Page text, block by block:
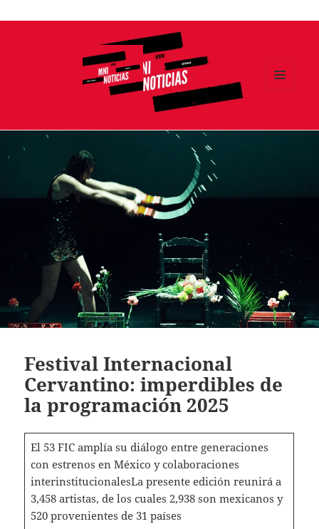
Ir
Festival Internacional
Cervantino: imperdibles de
la programación 2025
El 53 FIC amplía su diálogo entre generaciones
con estrenos en México y colaboraciones
interinstitucionalesLa presente edición reunirá a
3,458 artistas, de los cuales 2,938 son mexicanos y
520 provenientes de 31 países